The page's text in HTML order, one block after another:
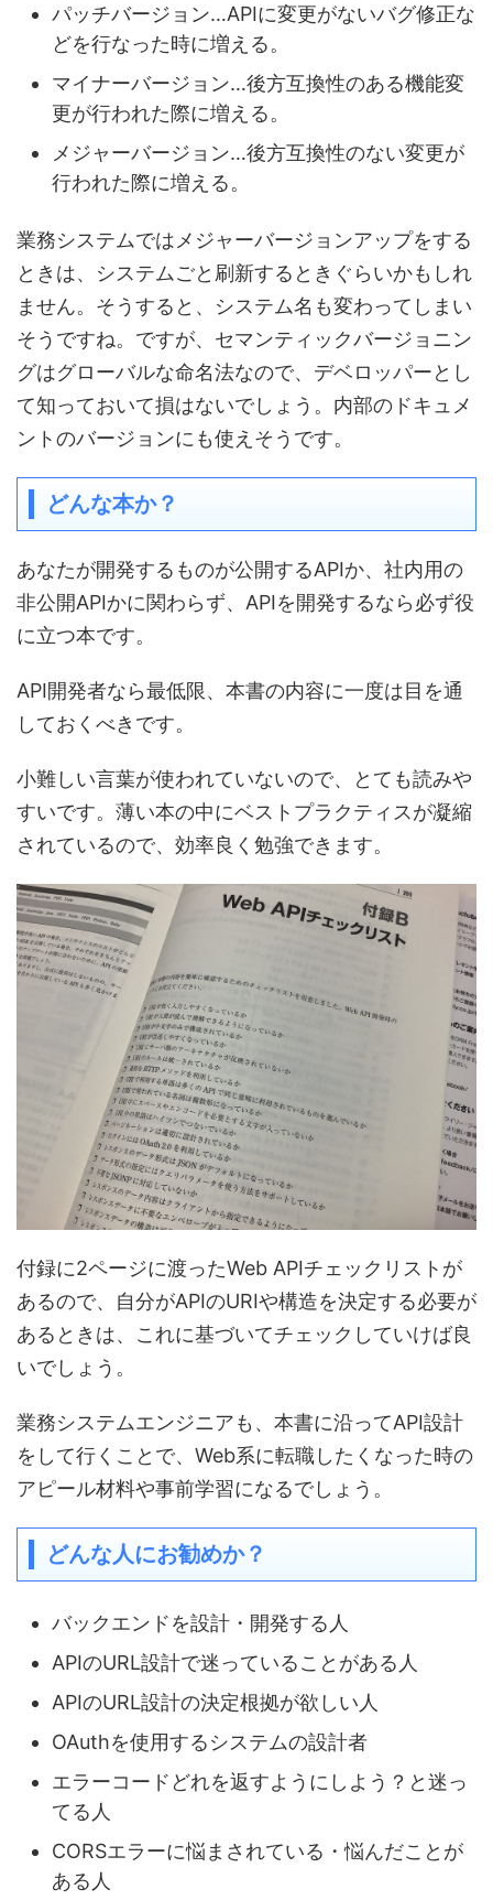
パッチバージョン…APIに変更がないバグ修正な
どを行なった時に増える。
マイナーバージョン…後方互換性のある機能変
更が行われた際に増える。
メジャーバージョン…後方互換性のない変更が
行われた際に増える。
業務システムではメジャーバージョンアップをする
ときは、システムごと刷新するときぐらいかもしれ
ません。そうすると、システム名も変わってしまい
そうですね。ですが、セマンティックバージョニン
グはグローバルな命名法なので、デベロッパーとし
て知っておいて損はないでしょう。内部のドキュメ
ントのバージョンにも使えそうです。
どんな本か？
あなたが開発するものが公開するAPIか、社内用の
非公開APIかに関わらず、APIを開発するなら必ず役
に立つ本です。
API開発者なら最低限、本書の内容に一度は目を通
しておくべきです。
小難しい言葉が使われていないので、とても読みや
すいです。薄い本の中にベストプラクティスが凝縮
されているので、効率良く勉強できます。
付録に2ページに渡ったWeb APIチェックリストが
あるので、自分がAPIのURIや構造を決定する必要が
あるときは、これに基づいてチェックしていけば良
いでしょう。
業務システムエンジニアも、本書に沿ってAPI設計
をして行くことで、Web系に転職したくなった時の
アピール材料や事前学習になるでしょう。
どんな人にお勧めか？
バックエンドを設計・開発する人
APIのURL設計で迷っていることがある人
APIのURL設計の決定根拠が欲しい人
OAuthを使用するシステムの設計者
エラーコードどれを返すようにしよう？と迷っ
てる人
CORSエラーに悩まされている・悩んだことが
ある人